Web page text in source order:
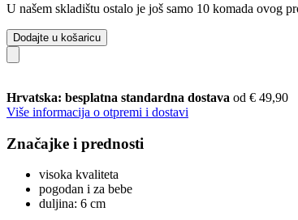
U našem skladištu ostalo je još samo 10 komada ovog
Dodajte u košaricu
Hrvatska: besplatna standardna dostava od € 49,90
Više informacija o otpremi i dostavi
Značajke i prednosti
visoka kvaliteta
pogodan i za bebe
duljina: 6 cm